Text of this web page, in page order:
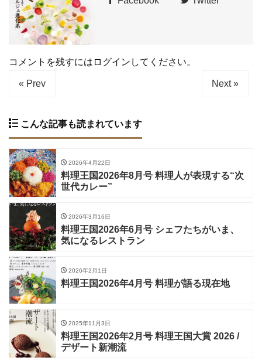
コメントを残すにはログインしてください。
« Prev Next »
こんな記事も読まれています
2026年4月22日
料理王国2026年8月号 料理人が表現する“次
世代カレー”
2026年3月16日
料理王国2026年6月号 シェフたちがいま、
気になるレストラン
2026年2月1日
料理王国2026年4月号 料理が語る現在地
2025年11月3日
料理王国2026年2月号 料理王国大賞 2026 /
デザート新潮流